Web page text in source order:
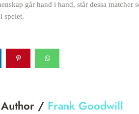
går hand i hand, står dessa
spelet.
/ Frank Goodwill